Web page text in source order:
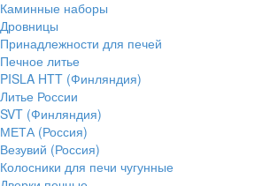
Каминные наборы
Дровницы
Принадлежности для печей
Печное литье
PISLA HTT (Финляндия)
Литье России
SVT (Финляндия)
МЕТА (Россия)
Везувий (Россия)
Колосники для печи чугунные